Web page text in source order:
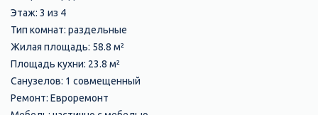
Этаж: 3 из 4
Тип комнат: раздельные
Жилая площадь: 58.8 м²
Площадь кухни: 23.8 м²
Санузелов: 1 совмещенный
Ремонт: Евроремонт